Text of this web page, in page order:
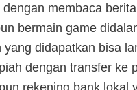
membaca
bermain game
yang didapatkan bisa
dengan transfer ke
rekening bank lokal